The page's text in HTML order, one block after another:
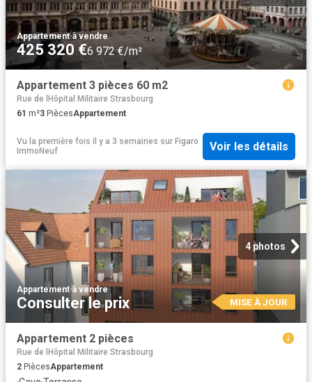
Appartement·à vendre
425 320 €6 972 €/m²
Appartement 3 pièces 60 m2
Rue de lHôpital Militaire Strasbourg
61 m²3 PiècesAppartement
Vu la première fois il y a 3 semaines sur Figaro
ImmoNeuf
Voir les détails
4 photos
Appartement·à vendre
Consulter le prix MISE À JOUR
Appartement 2 pièces
Rue de lHôpital Militaire Strasbourg
2 PiècesAppartement